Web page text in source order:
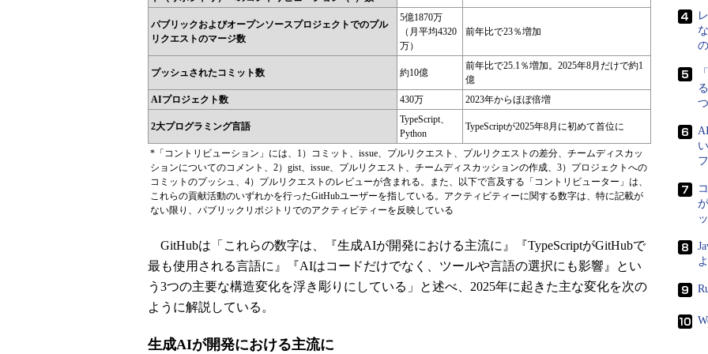
パブリックおよびオープンソースプロジェクトでのプル
リクエストのマージ数
5億1870万
（月平均4320
万）
前年比で23％増加
プッシュされたコミット数 約10億
前年比で25.1％増加。2025年8月だけで約1
億
AIプロジェクト数
430万 2023年からほぼ倍増
2大プログラミング言語
TypeScript、
Python
TypeScriptが2025年8月に初めて首位に
*「コントリビューション」には、1）コミット、issue、プルリクエスト、プルリクエストの差分、チームディスカッ
ションについてのコメント、2）gist、issue、プルリクエスト、チームディスカッションの作成、3）プロジェクトへの
コミットのプッシュ、4）プルリクエストのレビューが含まれる。また、以下で言及する「コントリビューター」は、
これらの貢献活動のいずれかを行ったGitHubユーザーを指している。アクティビティーに関する数字は、特に記載が
ない限り、パブリックリポジトリでのアクティビティーを反映している
GitHubは「これらの数字は、『生成AIが開発における主流に』『TypeScriptがGitHubで
最も使用される言語に』『AIはコードだけでなく、ツールや言語の選択にも影響』とい
う3つの主要な構造変化を浮き彫りにしている」と述べ、2025年に起きた主な変化を次の
ように解説している。
生成AIが開発における主流に